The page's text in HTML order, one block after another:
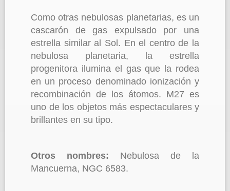
Como otras nebulosas planetarias, es un
cascarón de gas expulsado por una
estrella similar al Sol. En el centro de la
nebulosa planetaria, la estrella
progenitora ilumina el gas que la rodea
en un proceso denominado ionización y
recombinación de los átomos. M27 es
uno de los objetos más espectaculares y
brillantes en su tipo.
Otros nombres: Nebulosa de la
Mancuerna, NGC 6583.